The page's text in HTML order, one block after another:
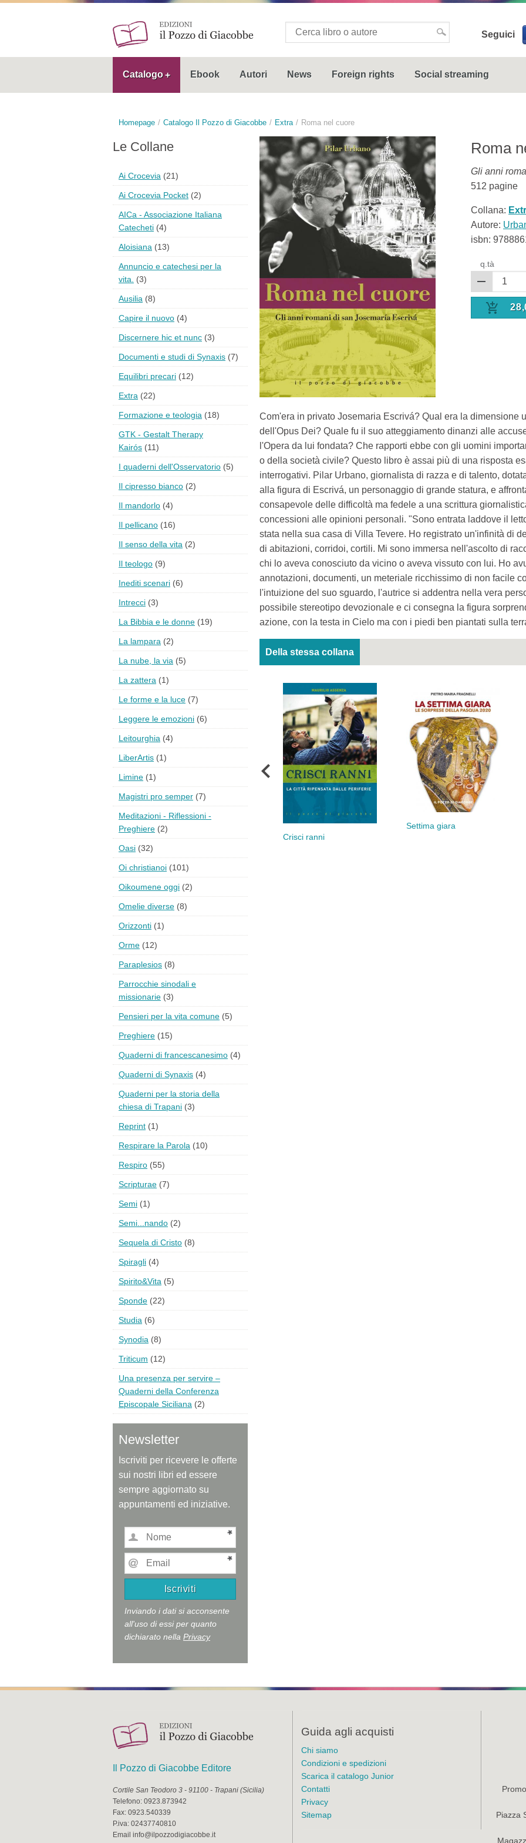
Seguici
Catalogo Ebook Autori News Foreign rights Social streaming
Homepage Catalogo Il Pozzo di Giacobbe Extra Roma nel cuore
Roma
Gli anni
512 pagine
Collana:
Autore:
isbn:
q.tà
Com'era in privato Josemaria Escrivá? Qual era la dimensione
dell'Opus Dei? Quale fu il suo atteggiamento dinanzi alle
l'Opera da lui fondata? Che rapporti ebbe con gli uomini
o della società civile? Questo libro è assai più di una risposta
interrogativi. Pilar Urbano, giornalista di razza e di talento,
alla figura di Escrivá, un personaggio di grande statura, e
consapevole delle difficoltà ma fedele a una scrittura
concessioni alle opinioni personali. "Sono entrata laddove il
stata nella sua casa di Villa Tevere. Ho registrato un'infinità di
di abitazioni, corridoi, cortili. Mi sono immersa nell'ascolto di
chi lo aveva conosciuto da vicino o aveva vissuto con lui. Ho
annotazioni, documenti, un meteriale ricchissimo di non facile
l'intuizione del suo sguardo, l'autrice si addentra nella vera
possibile stereotipo devozionale e ci consegna la figura
azione, con la testa in Cielo ma con i piedi ben piantati sulla
Della stessa collana
Crisci ranni
Settima giara
Le Collane
Ai Crocevia (21)
Ai Crocevia Pocket (2)
AICa - Associazione Italiana
Catecheti (4)
Aloisiana (13)
Annuncio e catechesi per la
vita.
(3)
Ausilia (8)
Capire il nuovo (4)
Discernere hic et nunc (3)
Documenti e studi di Synaxis (7)
Equilibri precari (12)
Extra (22)
Formazione e teologia (18)
GTK - Gestalt Therapy
Kairós (11)
I quaderni dell'Osservatorio (5)
Il cipresso bianco (2)
Il mandorlo (4)
Il pellicano (16)
Il senso della vita (2)
Il teologo (9)
Inediti scenari (6)
Intrecci (3)
La Bibbia e le donne (19)
La lampara (2)
La nube, la via (5)
La zattera (1)
Le forme e la luce (7)
Leggere le emozioni (6)
Leitourghia (4)
LiberArtis (1)
Limine (1)
Magistri pro semper (7)
Meditazioni - Riflessioni -
Preghiere (2)
Oasi (32)
Oi christianoi (101)
Oikoumene oggi (2)
Omelie diverse (8)
Orizzonti (1)
Orme (12)
Paraplesios (8)
Parrocchie sinodali e
missionarie (3)
Pensieri per la vita comune (5)
Preghiere (15)
Quaderni di francescanesimo (4)
Quaderni di Synaxis (4)
Quaderni per la storia della
chiesa di Trapani (3)
Reprint (1)
Respirare la Parola (10)
Respiro (55)
Scripturae (7)
Semi (1)
Semi...nando (2)
Sequela di Cristo (8)
Spiragli (4)
Spirito&Vita (5)
Sponde (22)
Studia (6)
Synodia (8)
Triticum (12)
Una presenza per servire –
Quaderni della Conferenza
Episcopale Siciliana (2)
Newsletter
Iscriviti per ricevere le offerte
sui nostri libri ed essere
sempre aggiornato su
appuntamenti ed iniziative.
Inviando i dati si acconsente
all'uso di essi per quanto
dichiarato nella Privacy
Il Pozzo di Giacobbe Editore
Cortile San Teodoro 3 - 91100 - Trapani (Sicilia)
Telefono: 0923.873942
Fax: 0923.540339
P.iva: 02437740810
Email info@ilpozzodigiacobbe.it
Guida agli acquisti
Chi siamo
Condizioni e spedizioni
Scarica il catalogo Junior
Contatti
Privacy
Sitemap
Piazza